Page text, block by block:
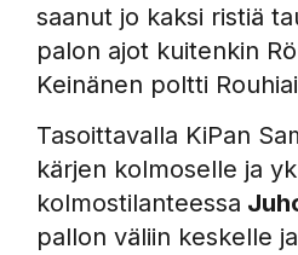
saanut jo kaksi ristiä
palon ajot kuitenkin
Keinänen poltti
Tasoittavalla KiPan
kärjen kolmoselle ja
kolmostilanteessa
pallon väliin keskelle